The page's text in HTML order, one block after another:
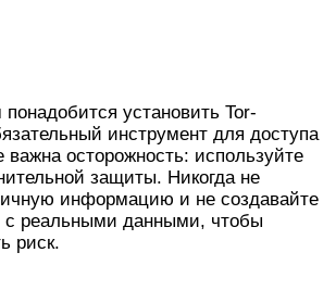
установить Tor-
инструмент для доступа
важна осторожность: используйте
защиты. Никогда не
информацию и не создавайте
с реальными данными, чтобы
риск.